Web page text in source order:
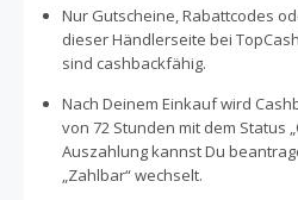
Tausende Vermieter auf
hunderttausend Reisetage
Plattform vermittelt. Du kannst
Plattform ist Paul Camper
Die Anzahl an verfügbaren
ständig, sodass Du immer eine
wenn Du Deinen nächsten
Nur Gutscheine, Rabattcodes
dieser Händlerseite bei
sind cashbackfähig.
Nach Deinem Einkauf wird
von 72 Stunden mit dem Status
Auszahlung kannst Du
„Zahlbar“ wechselt.